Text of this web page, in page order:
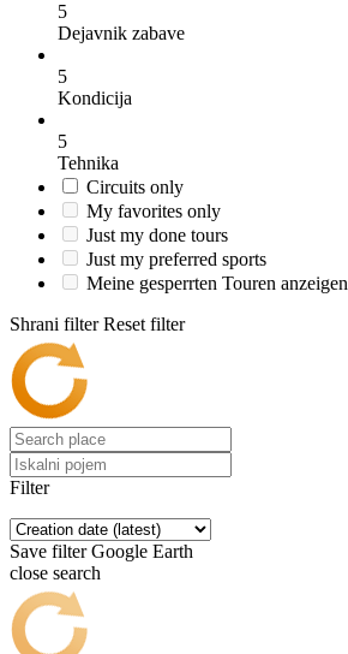
5
Dejavnik zabave
5
Kondicija
5
Tehnika
Circuits only
My favorites only
Just my done tours
Just my preferred sports
Meine gesperrten Touren anzeigen
Shrani filter Reset filter
Filter
Save filter Google Earth
close search